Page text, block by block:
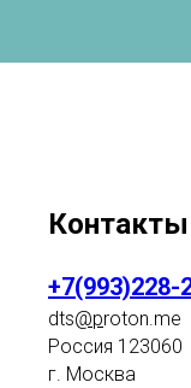
Контакты
+7(993)228-
dts@proton.me
Россия 123060
г. Москва